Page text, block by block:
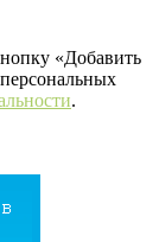
«Добавить
.